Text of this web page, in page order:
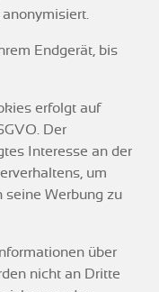
Endgerät, bis
erfolgt auf
Der
Interesse an der
um
seine Werbung zu
über
nicht an Dritte